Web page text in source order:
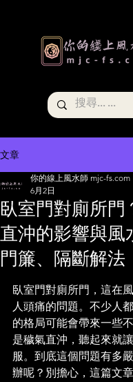
文章
臥室門對廁所門
直沖的影響與風
門簾、隔斷解法
你的線上風水師 mjc-fs.com
6月2日
臥室門對廁所門，這在
人頭痛的問題。不少人
的格局可能會帶來一些
是穢氣直沖，聽起來就
服。到底這個問題有多
辦呢？別擔心，這篇文